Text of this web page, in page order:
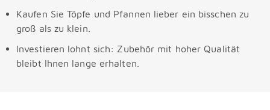
Kaufen Sie Töpfe und Pfannen lieber ein bisschen zu
groß als zu klein.
Investieren lohnt sich: Zubehör mit hoher Qualität
bleibt Ihnen lange erhalten.